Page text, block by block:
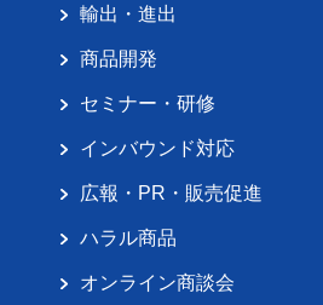
輸出・進出
商品開発
セミナー・研修
インバウンド対応
広報・PR・販売促進
ハラル商品
オンライン商談会